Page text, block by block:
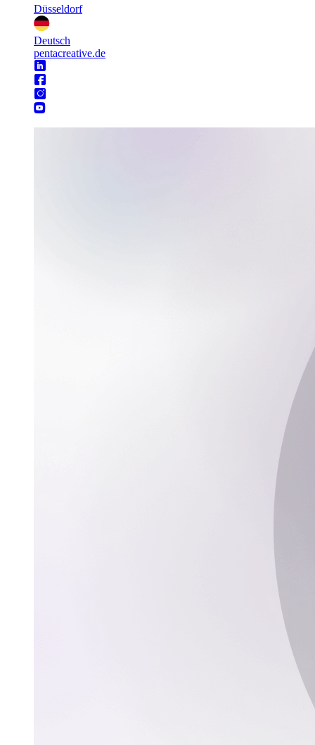
Düsseldorf
Deutsch
pentacreative.de